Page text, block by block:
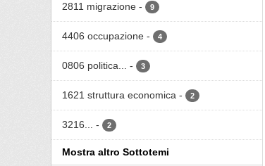
2811 migrazione - 9
4406 occupazione - 4
0806 politica... - 3
1621 struttura economica - 2
3216... - 2
Mostra altro Sottotemi